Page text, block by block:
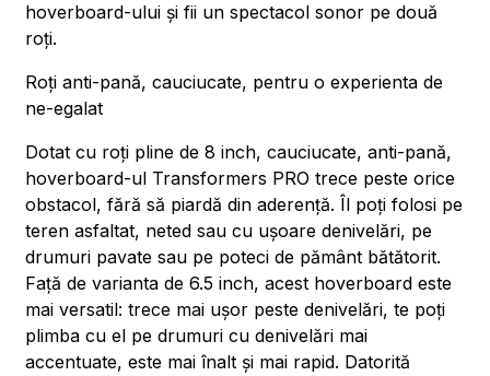
hoverboard-ului și fii un spectacol sonor pe două
roți.
Roți anti-pană, cauciucate, pentru o experienta de
ne-egalat
Dotat cu roți pline de 8 inch, cauciucate, anti-pană,
hoverboard-ul Transformers PRO trece peste orice
obstacol, fără să piardă din aderență. Îl poți folosi pe
teren asfaltat, neted sau cu ușoare denivelări, pe
drumuri pavate sau pe poteci de pământ bătătorit.
Față de varianta de 6.5 inch, acest hoverboard este
mai versatil: trece mai ușor peste denivelări, te poți
plimba cu el pe drumuri cu denivelări mai
accentuate, este mai înalt și mai rapid. Datorită